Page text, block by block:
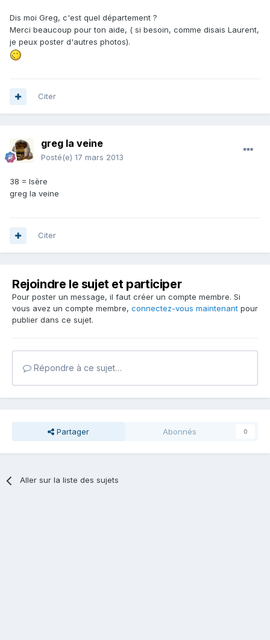
Dis moi Greg, c'est quel département ?
Merci beaucoup pour ton aide, ( si besoin, comme disais Laurent,
je peux poster d'autres photos).
Citer
greg la veine
Posté(e) 17 mars 2013
38 = Isère
greg la veine
Citer
Rejoindre le sujet et participer
Pour poster un message, il faut créer un compte membre. Si
vous avez un compte membre, connectez-vous maintenant pour
publier dans ce sujet.
Répondre à ce sujet…
Partager Abonnés 0
Aller sur la liste des sujets